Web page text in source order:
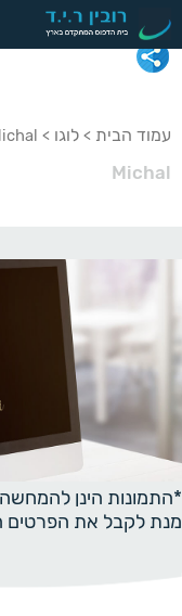
עמוד הבית > לוגו > Michal
Michal
*התמונות הינן
מנת לקבל את הפרטים